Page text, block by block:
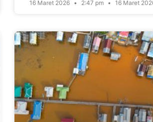
16 Maret 2026 2:47 pm 16 Maret